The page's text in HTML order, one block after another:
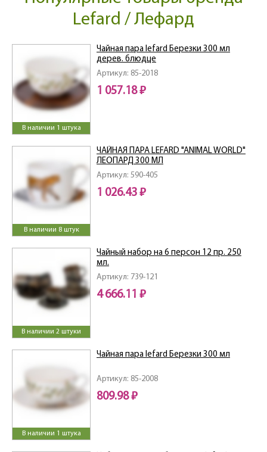
Lefard / Лефард
В наличии 1 штука
Артикул: 85-2018
Чайная пара lefard Березки 300 мл
дерев. блюдце
1 057.18 ₽
В наличии 8 штук
Артикул: 590-405
ЧАЙНАЯ ПАРА LEFARD "ANIMAL WORLD"
ЛЕОПАРД 300 МЛ
1 026.43 ₽
В наличии 2 штуки
Артикул: 739-121
Чайный набор на 6 персон 12 пр. 250
мл.
4 666.11 ₽
В наличии 1 штука
Артикул: 85-2008
Чайная пара lefard Березки 300 мл
809.98 ₽